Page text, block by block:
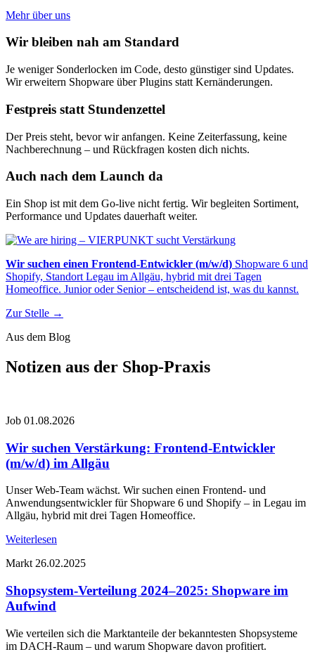
Mehr über uns
Wir bleiben nah am Standard
Je weniger Sonderlocken im Code, desto günstiger sind Updates.
Wir erweitern Shopware über Plugins statt Kernänderungen.
Festpreis statt Stundenzettel
Der Preis steht, bevor wir anfangen. Keine Zeiterfassung, keine
Nachberechnung – und Rückfragen kosten dich nichts.
Auch nach dem Launch da
Ein Shop ist mit dem Go-live nicht fertig. Wir begleiten Sortiment,
Performance und Updates dauerhaft weiter.
Wir suchen einen Frontend-Entwickler (m/w/d) Shopware 6 und
Shopify, Standort Legau im Allgäu, hybrid mit drei Tagen
Homeoffice. Junior oder Senior – entscheidend ist, was du kannst.
Zur Stelle →
Aus dem Blog
Notizen aus der Shop-Praxis
Job 01.08.2026
Wir suchen Verstärkung: Frontend-Entwickler
(m/w/d) im Allgäu
Unser Web-Team wächst. Wir suchen einen Frontend- und
Anwendungs­entwickler für Shopware 6 und Shopify – in Legau im
Allgäu, hybrid mit drei Tagen Homeoffice.
Weiterlesen
Markt 26.02.2025
Shopsystem-Verteilung 2024–2025: Shopware im
Aufwind
Wie verteilen sich die Marktanteile der bekanntesten Shopsysteme
im DACH-Raum – und warum Shopware davon profitiert.